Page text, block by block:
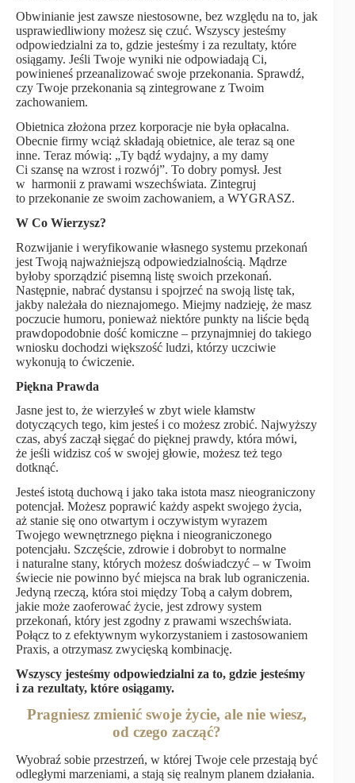
Obwinianie jest zawsze niestosowne, bez względu na to, jak
usprawiedliwiony możesz się czuć. Wszyscy jesteśmy
odpowiedzialni za to, gdzie jesteśmy i za rezultaty, które
osiągamy. Jeśli Twoje wyniki nie odpowiadają Ci,
powinieneś przeanalizować swoje przekonania. Sprawdź,
czy Twoje przekonania są zintegrowane z Twoim
zachowaniem.
Obietnica złożona przez korporacje nie była opłacalna.
Obecnie firmy wciąż składają obietnice, ale teraz są one
inne. Teraz mówią: „Ty bądź wydajny, a my damy
Ci szansę na wzrost i rozwój”. To dobry pomysł. Jest
w harmonii z prawami wszechświata. Zintegruj
to przekonanie ze swoim zachowaniem, a WYGRASZ.
W Co Wierzysz?
Rozwijanie i weryfikowanie własnego systemu przekonań
jest Twoją najważniejszą odpowiedzialnością. Mądrze
byłoby sporządzić pisemną listę swoich przekonań.
Następnie, nabrać dystansu i spojrzeć na swoją listę tak,
jakby należała do nieznajomego. Miejmy nadzieję, że masz
poczucie humoru, ponieważ niektóre punkty na liście będą
prawdopodobnie dość komiczne – przynajmniej do takiego
wniosku dochodzi większość ludzi, którzy uczciwie
wykonują to ćwiczenie.
Piękna Prawda
Jasne jest to, że wierzyłeś w zbyt wiele kłamstw
dotyczących tego, kim jesteś i co możesz zrobić. Najwyższy
czas, abyś zaczął sięgać do pięknej prawdy, która mówi,
że jeśli widzisz coś w swojej głowie, możesz też tego
dotknąć.
Jesteś istotą duchową i jako taka istota masz nieograniczony
potencjał. Możesz poprawić każdy aspekt swojego życia,
aż stanie się ono otwartym i oczywistym wyrazem
Twojego wewnętrznego piękna i nieograniczonego
potencjału. Szczęście, zdrowie i dobrobyt to normalne
i naturalne stany, których możesz doświadczyć – w Twoim
świecie nie powinno być miejsca na brak lub ograniczenia.
Jedyną rzeczą, która stoi między Tobą a całym dobrem,
jakie może zaoferować życie, jest zdrowy system
przekonań, który jest zgodny z prawami wszechświata.
Połącz to z efektywnym wykorzystaniem i zastosowaniem
Praxis, a otrzymasz zwycięską kombinację.
Wszyscy jesteśmy odpowiedzialni za to, gdzie jesteśmy
i za rezultaty, które osiągamy.
Pragniesz zmienić swoje życie, ale nie wiesz,
od czego zacząć?
Wyobraź sobie przestrzeń, w której Twoje cele przestają być
odległymi marzeniami, a stają się realnym planem działania.